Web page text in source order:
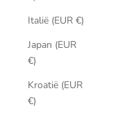
Italië (EUR €)
Japan (EUR
€)
Kroatië (EUR
€)